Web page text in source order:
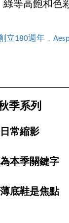
綠等高飽和色
立180週年，
季系列
常縮影
為本季關鍵字
底鞋是焦點